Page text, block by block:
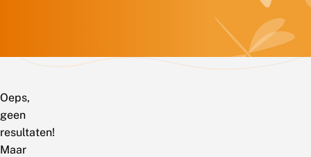
Oeps,
geen
resultaten!
Maar